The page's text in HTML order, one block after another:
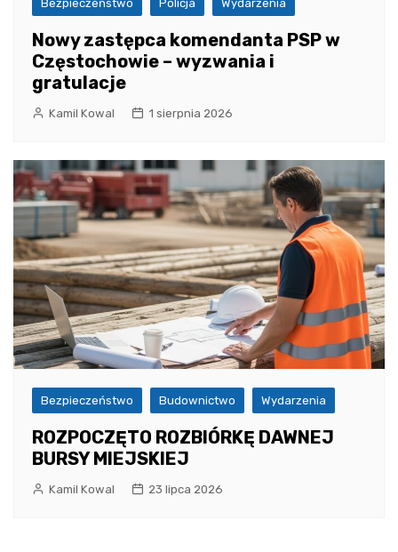
Bezpieczeństwo Policja Wydarzenia
Nowy zastępca komendanta PSP w
Częstochowie – wyzwania i
gratulacje
Kamil Kowal 1 sierpnia 2026
Bezpieczeństwo Budownictwo Wydarzenia
ROZPOCZĘTO ROZBIÓRKĘ DAWNEJ
BURSY MIEJSKIEJ
Kamil Kowal 23 lipca 2026